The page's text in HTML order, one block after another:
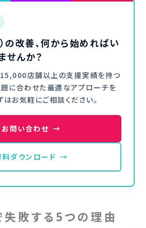
の改善、何から始めればい
せんか？
店舗以上の支援実績を持つ
に合わせた最適なアプローチを
はお気軽にご相談ください。
お問い合わせ →
料ダウンロード →
敗する5つの理由